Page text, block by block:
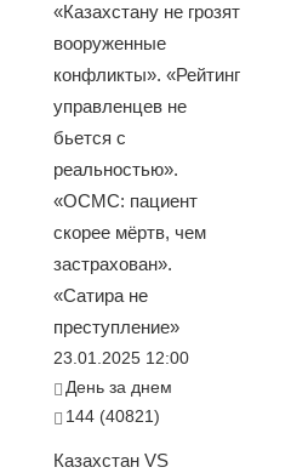
«Казахстану не грозят
вооруженные
конфликты». «Рейтинг
управленцев не
бьется с
реальностью».
«ОСМС: пациент
скорее мёртв, чем
застрахован».
«Сатира не
преступление»
23.01.2025 12:00
День за днем
144 (40821)
Казахстан VS